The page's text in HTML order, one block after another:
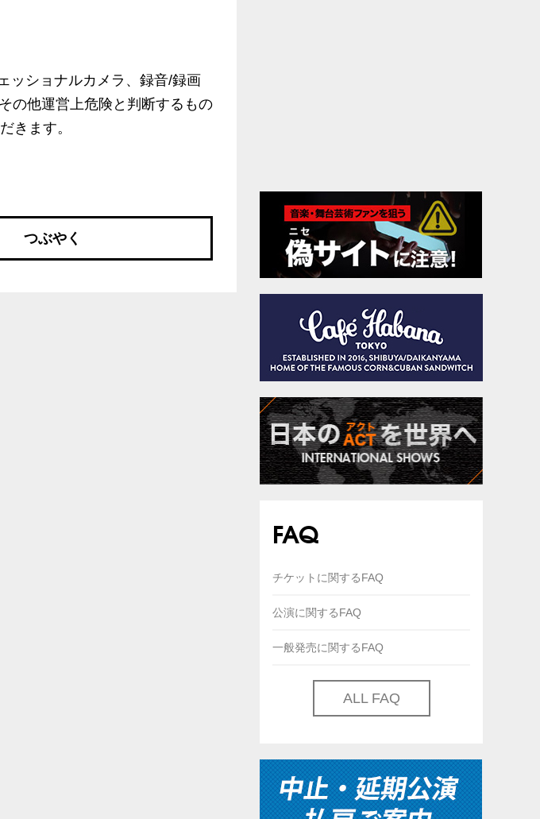
ッショナルカメラ、録音/録画
の他運営上危険と判断するもの
きます。
つぶやく
FAQ
チケットに関するFAQ
公演に関するFAQ
一般発売に関するFAQ
ALL FAQ